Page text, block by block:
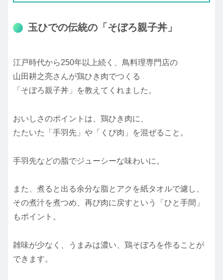
玉ひでの伝統の「そぼろ親子丼」
江戸時代から250年以上続く、鳥料理専門店の
山田耕之亮さんが鶏ひき肉でつくる
「そぼろ親子丼」を教えてくれました。
おいしさのポイントは、鶏ひき肉に、
たたいた「手羽先」や「くび肉」を混ぜること。
手羽先などの脂でジューシーな味わいに。
また、煮ると出る余分な脂とアクを紙タオルで濾し、
その煮汁を煮つめ、再び肉に戻すという「ひと手間」
もポイント。
雑味が少なく、うまみは濃い、鶏そぼろを作ることが
できます。